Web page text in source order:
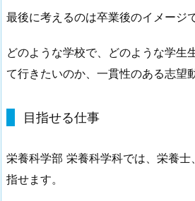
最後に考えるのは卒業後のイメージで
どのような学校で、どのような学生
て行きたいのか、一貫性のある志望
目指せる仕事
栄養科学部 栄養科学科では、栄養士
指せます。